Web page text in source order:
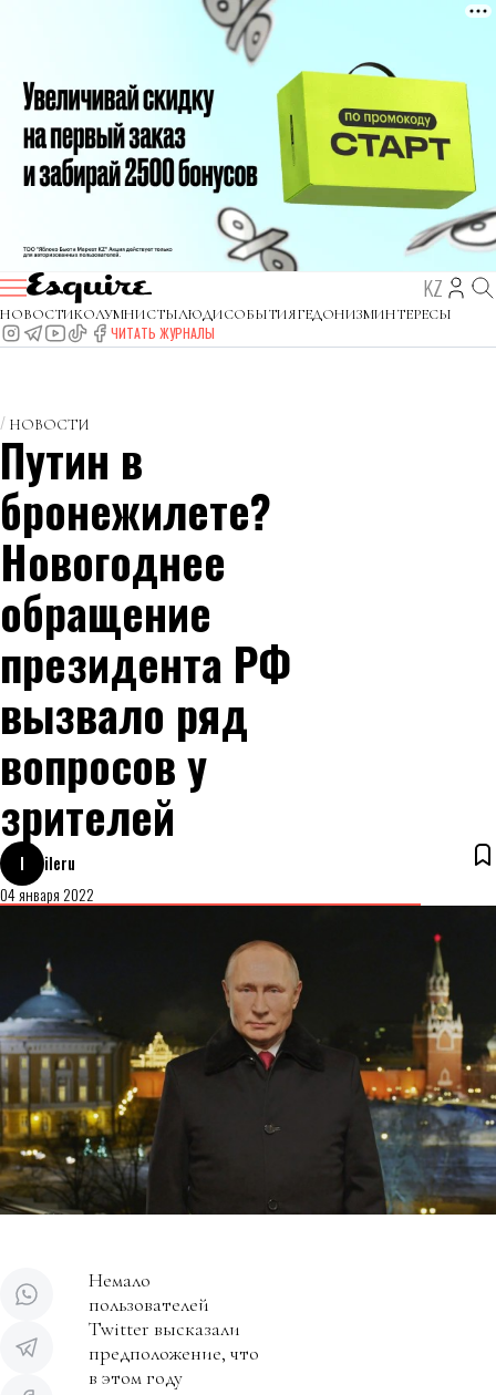
KZ
НОВОСТИКОЛУМНИСТЫЛЮДИСОБЫТИЯГЕДОНИЗМИНТЕРЕСЫ
ЧИТАТЬ ЖУРНАЛЫ
НОВОСТИ
Путин в
бронежилете?
Новогоднее
обращение
президента РФ
вызвало ряд
вопросов у
зрителей
I
ileru
04 января 2022
Немало
пользователей
Twitter высказали
предположение, что
в этом году